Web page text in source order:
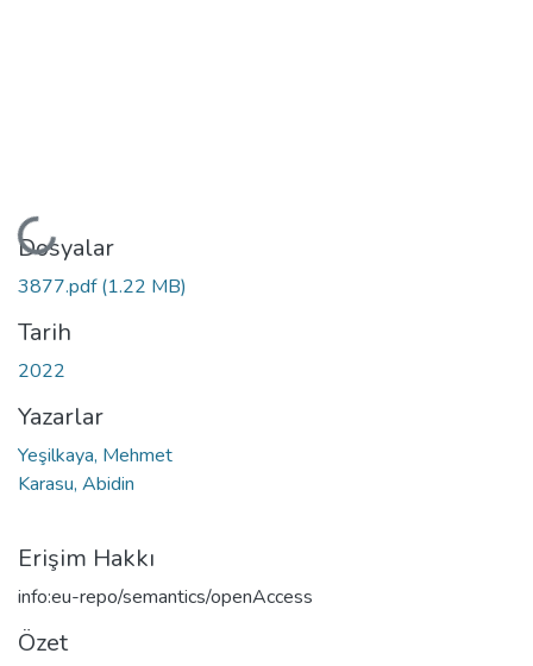
Yükleniyor...
Dosyalar
3877.pdf(1.22 MB)
Tarih
2022
Yazarlar
Yeşilkaya, Mehmet
Karasu, Abidin
Erişim Hakkı
info:eu-repo/semantics/openAccess
Özet